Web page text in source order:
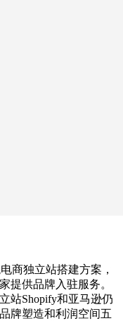
商独立站搭建方案，
提供品牌入驻服务。
站Shopify和亚马逊仍
牌塑造和利润空间五